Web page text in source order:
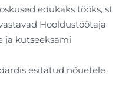
edukaks tööks, st
Hooldustöötaja
ja kutseeksami
esitatud nõuetele